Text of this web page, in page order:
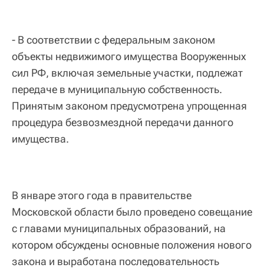
- В соответствии с федеральным законом
объекты недвижимого имущества Вооруженных
сил РФ, включая земельные участки, подлежат
передаче в муниципальную собственность.
Принятым законом предусмотрена упрощенная
процедура безвозмездной передачи данного
имущества.
В январе этого года в правительстве
Московской области было проведено совещание
с главами муниципальных образований, на
котором обсуждены основные положения нового
закона и выработана последовательность